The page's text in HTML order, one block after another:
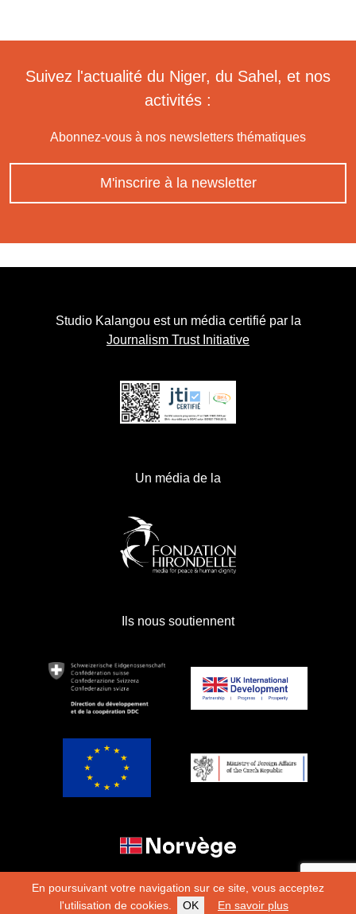
En poursuivant votre navigation sur ce site, vous acceptez
l'utilisation de cookies.
OK En savoir plus
Suivez l'actualité du Niger, du Sahel, et nos
activités :
Abonnez-vous à nos newsletters thématiques
M'inscrire à la newsletter
Studio Kalangou est un média certifié par la
Journalism Trust Initiative
Un média de la
Ils nous soutiennent